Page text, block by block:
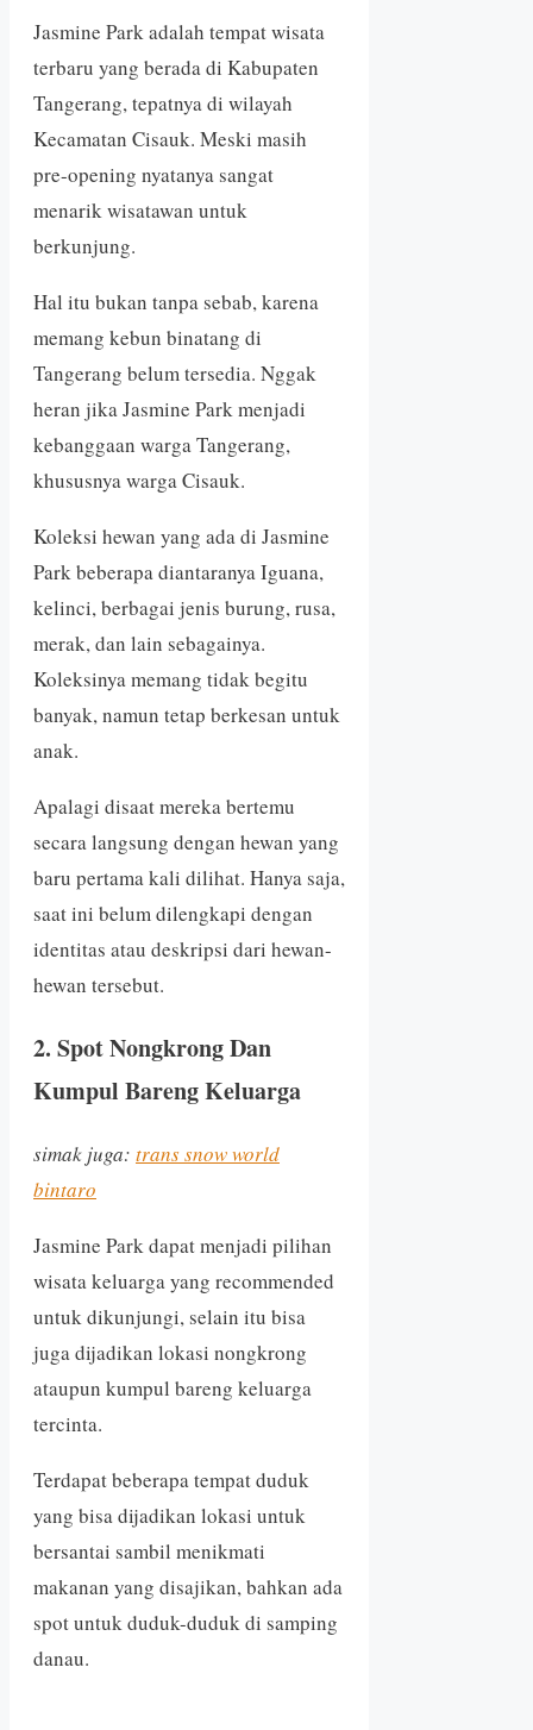
Jasmine Park adalah tempat wisata
terbaru yang berada di Kabupaten
Tangerang, tepatnya di wilayah
Kecamatan Cisauk. Meski masih
pre-opening nyatanya sangat
menarik wisatawan untuk
berkunjung.
Hal itu bukan tanpa sebab, karena
memang kebun binatang di
Tangerang belum tersedia. Nggak
heran jika Jasmine Park menjadi
kebanggaan warga Tangerang,
khususnya warga Cisauk.
Koleksi hewan yang ada di Jasmine
Park beberapa diantaranya Iguana,
kelinci, berbagai jenis burung, rusa,
merak, dan lain sebagainya.
Koleksinya memang tidak begitu
banyak, namun tetap berkesan untuk
anak.
Apalagi disaat mereka bertemu
secara langsung dengan hewan yang
baru pertama kali dilihat. Hanya saja,
saat ini belum dilengkapi dengan
identitas atau deskripsi dari hewan-
hewan tersebut.
2. Spot Nongkrong Dan
Kumpul Bareng Keluarga
simak juga: trans snow world
bintaro
Jasmine Park dapat menjadi pilihan
wisata keluarga yang recommended
untuk dikunjungi, selain itu bisa
juga dijadikan lokasi nongkrong
ataupun kumpul bareng keluarga
tercinta.
Terdapat beberapa tempat duduk
yang bisa dijadikan lokasi untuk
bersantai sambil menikmati
makanan yang disajikan, bahkan ada
spot untuk duduk-duduk di samping
danau.